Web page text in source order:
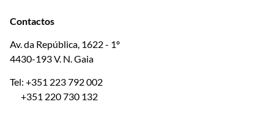
Contactos
Av. da República, 1622 - 1º
4430-193 V. N. Gaia
Tel: +351 223 792 002
+351 220 730 132